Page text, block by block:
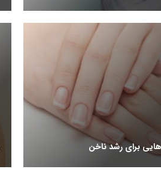
برای رشد ناخن